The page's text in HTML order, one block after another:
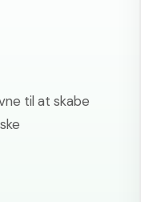
til at skabe